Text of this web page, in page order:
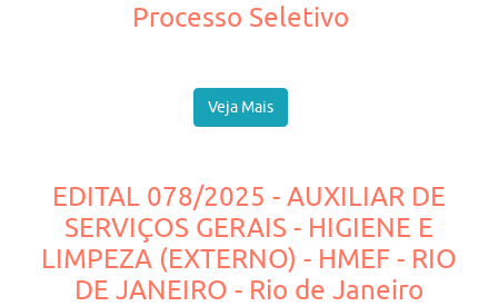
Processo Seletivo
Veja Mais
EDITAL 078/2025 - AUXILIAR DE
SERVIÇOS GERAIS - HIGIENE E
LIMPEZA (EXTERNO) - HMEF - RIO
DE JANEIRO - Rio de Janeiro